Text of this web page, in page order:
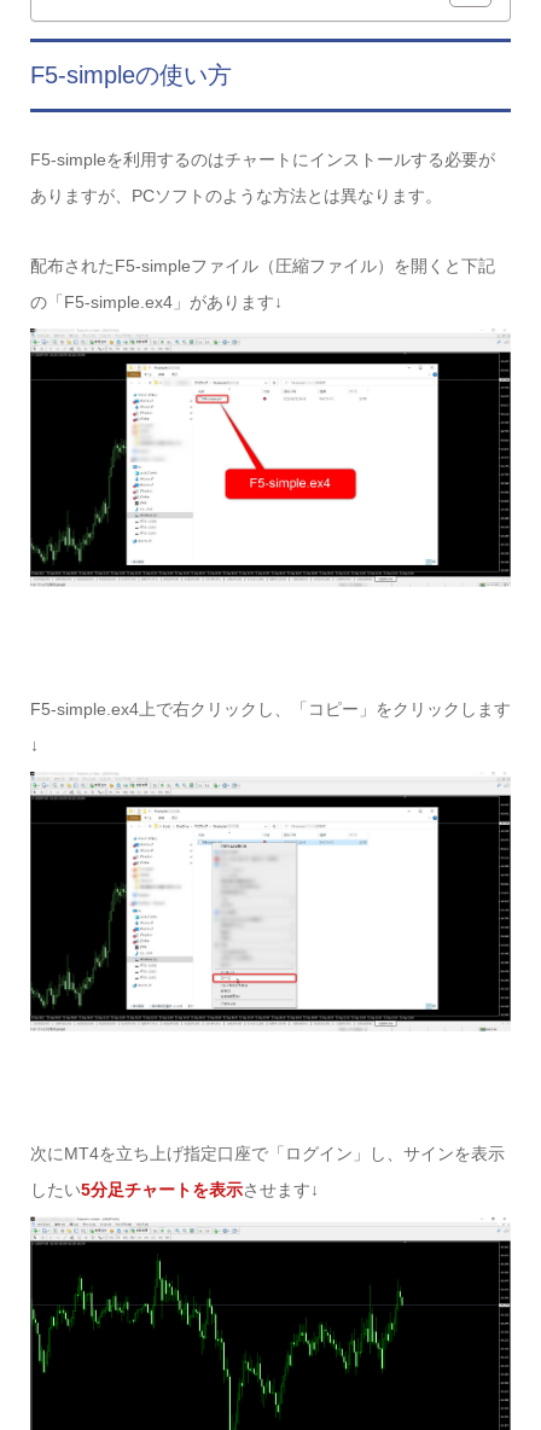
F5-simpleの使い方
F5-simpleを利用するのはチャートにインストールする必要が
ありますが、PCソフトのような方法とは異なります。
配布されたF5-simpleファイル（圧縮ファイル）を開くと下記
の「F5-simple.ex4」があります↓
F5-simple.ex4上で右クリックし、「コピー」をクリックします
↓
次にMT4を立ち上げ指定口座で「ログイン」し、サインを表示
したい5分足チャートを表示させます↓